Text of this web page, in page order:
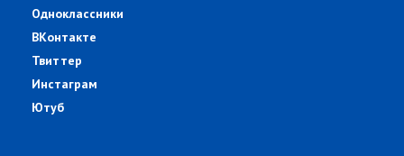
Одноклассники
ВКонтакте
Твиттер
Инстаграм
Ютуб